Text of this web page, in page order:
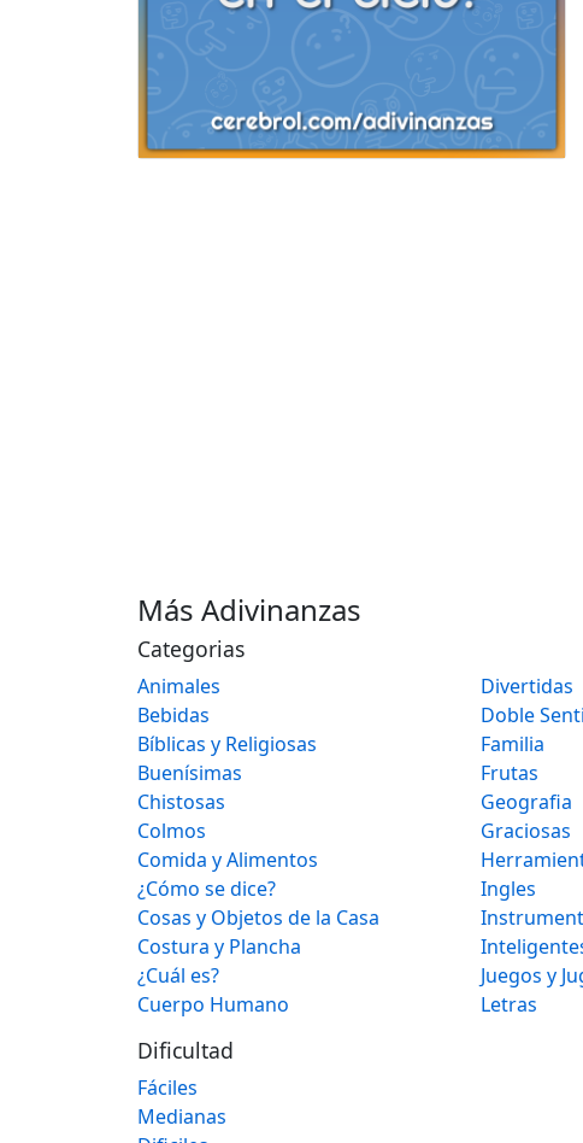
Más Adivinanzas
Categorias
Animales
Bebidas
Bíblicas y Religiosas
Buenísimas
Chistosas
Colmos
Comida y Alimentos
¿Cómo se dice?
Cosas y Objetos de la Casa
Costura y Plancha
¿Cuál es?
Cuerpo Humano
Divertidas
Doble
Familia
Frutas
Geografia
Graciosas
Ingles
Juegos y
Letras
Dificultad
Fáciles
Medianas